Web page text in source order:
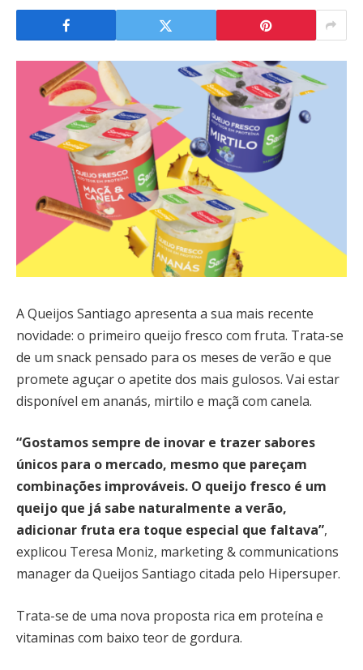
A Queijos Santiago apresenta a sua mais recente
novidade: o primeiro queijo fresco com fruta. Trata-se
de um snack pensado para os meses de verão e que
promete aguçar o apetite dos mais gulosos. Vai estar
disponível em ananás, mirtilo e maçã com canela.
“Gostamos sempre de inovar e trazer sabores
únicos para o mercado, mesmo que pareçam
combinações improváveis. O queijo fresco é um
queijo que já sabe naturalmente a verão,
adicionar fruta era toque especial que faltava”,
explicou Teresa Moniz, marketing & communications
manager da Queijos Santiago citada pelo Hipersuper.
Trata-se de uma nova proposta rica em proteína e
vitaminas com baixo teor de gordura.